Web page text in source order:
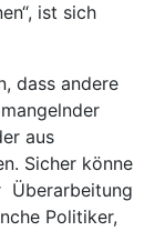
ist sich
dass andere
aus
Sicher könne
Überarbeitung
Politiker,